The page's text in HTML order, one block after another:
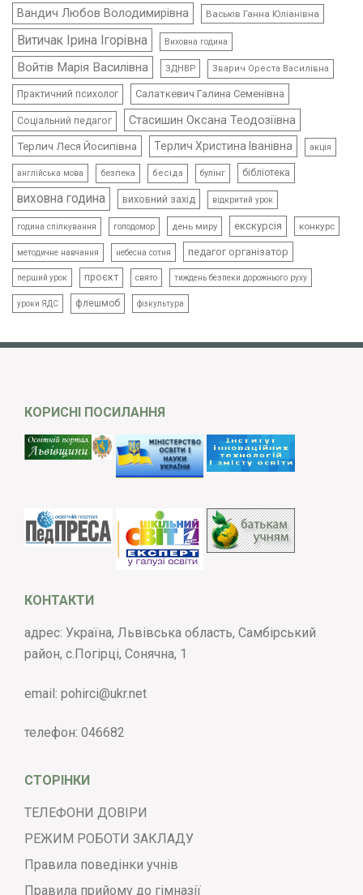
Вандич Любов Володимирівна Васьків Ганна Юліанівна
Витичак Ірина Ігорівна Виховна година
Войтів Марія Василівна ЗДНВР Зварич Ореста Василівна
Практичний психолог Салаткевич Галина Семенівна
Соціальний педагог Стасишин Оксана Теодозіївна
Терлич Леся Йосипівна Терлич Христина Іванівна акція
англійська мова безпека бесіда булінг бібліотека
виховна година виховний захід відкритий урок
година спілкування голодомор день миру екскурсія конкурс
методичне навчання небесна сотня педагог організатор
перший урок проєкт свято тиждень безпеки дорожнього руху
уроки ЯДС флешмоб фізкультура
КОРИСНІ ПОСИЛАННЯ
КОНТАКТИ
адрес: Україна, Львівська область, Самбірський
район, с.Погірці, Сонячна, 1
email: pohirci@ukr.net
телефон: 046682
СТОРІНКИ
ТЕЛЕФОНИ ДОВІРИ
РЕЖИМ РОБОТИ ЗАКЛАДУ
Правила поведінки учнів
Правила прийому до гімназії